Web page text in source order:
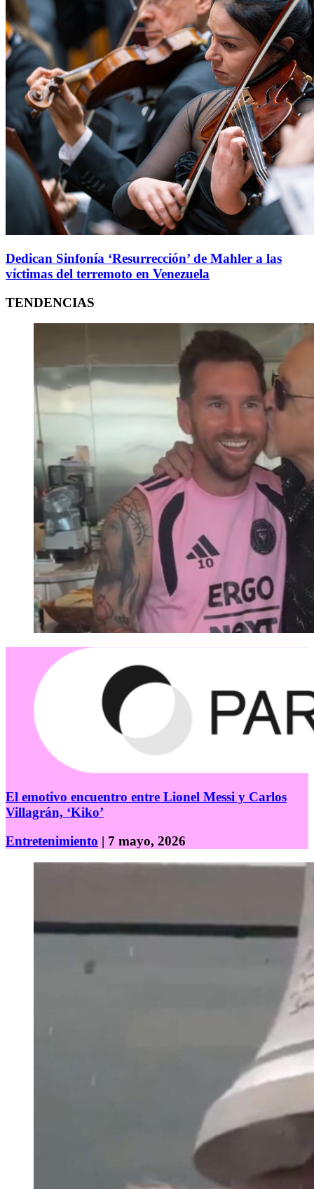
Dedican Sinfonía ‘Resurrección’ de Mahler a las
víctimas del terremoto en Venezuela
TENDENCIAS
El emotivo encuentro entre Lionel Messi y Carlos
Villagrán, ‘Kiko’
Entretenimiento | 7 mayo, 2026